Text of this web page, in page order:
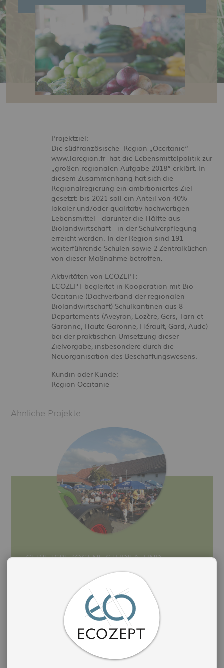
Projektziel:
Die südfranzösische Region „Occitanie“
www.laregion.fr hat die Lebensmittelpolitik zur
„großen regionalen Aufgabe 2018“ erklärt. In
diesem Zusammenhang hat sich die
Regionalregierung ein ambitioniertes Ziel
gesetzt: bis 2021 soll ein Anteil von 40%
lokaler und/oder qualitativ hochwertigen
Lebensmittel - darunter die Hälfte aus
Biolandwirtschaft - in der Schulverpflegung
erreicht werden. In der Region sind 191
weiterführende Schulen sowie 2 Zentralküchen
von dieser Maßnahme betroffen.
Aktivitäten von ECOZEPT:
ECOZEPT begleitet in Kooperation mit Bio
Occitanie (Dachverband der regionalen
Biolandwirtschaft) Schulkantinen aus 8
Departements (Aveyron, Lozère, Gers, Tarn et
Garonne, Haute Garonne, Hérault, Gard, Aude)
bei der praktischen Umsetzung dieser
Zielvorgabe, insbesondere durch die
Neuorganisation des Beschaffungswesens.
Kundin oder Kunde:
Region Occitanie
Ähnliche Projekte
GEBIETSBEZOGENE STUDIEN UND
WIRTSCHAFTSENTWICKLUNG
Die Banque des Territoires hat mit dem
Konsortium, zu dem Ecozept, Espelia und Faire Ici
gehören, eine Rahmenvereinbarung geschlossen.
Das Konsortium kann von Einrichtungen der
öffentlichen Hand, die Maßnahmen oder Projekte
zur Energie-, Agrar- und Ernährungswende in
ihrem Gebiet durchführen, in Anspruch genommen